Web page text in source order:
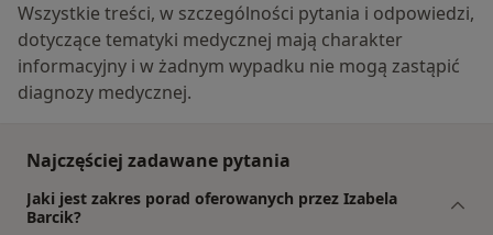
Wszystkie treści, w szczególności pytania i odpowiedzi,
dotyczące tematyki medycznej mają charakter
informacyjny i w żadnym wypadku nie mogą zastąpić
diagnozy medycznej.
Najczęściej zadawane pytania
Jaki jest zakres porad oferowanych przez Izabela
Barcik?